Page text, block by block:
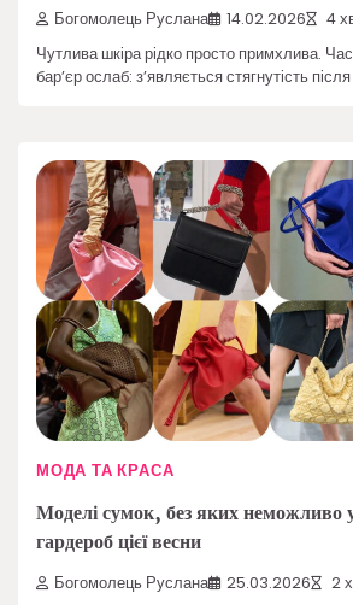
Богомолець Руслана 14.02.2026 4
Чутлива шкіра рідко просто примхлива.
бар’єр ослаб: з’являється стягнутість
МОДА ТА КРАСА
Моделі сумок, без яких неможливо
гардероб цієї весни
Богомолець Руслана 25.03.2026 2